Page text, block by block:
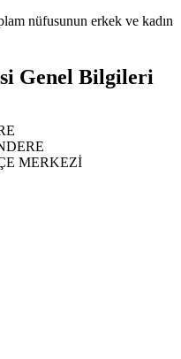
nüfusunun erkek ve kadın
Genel Bilgileri
MERKEZİ